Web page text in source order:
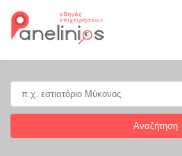
Αναζήτηση